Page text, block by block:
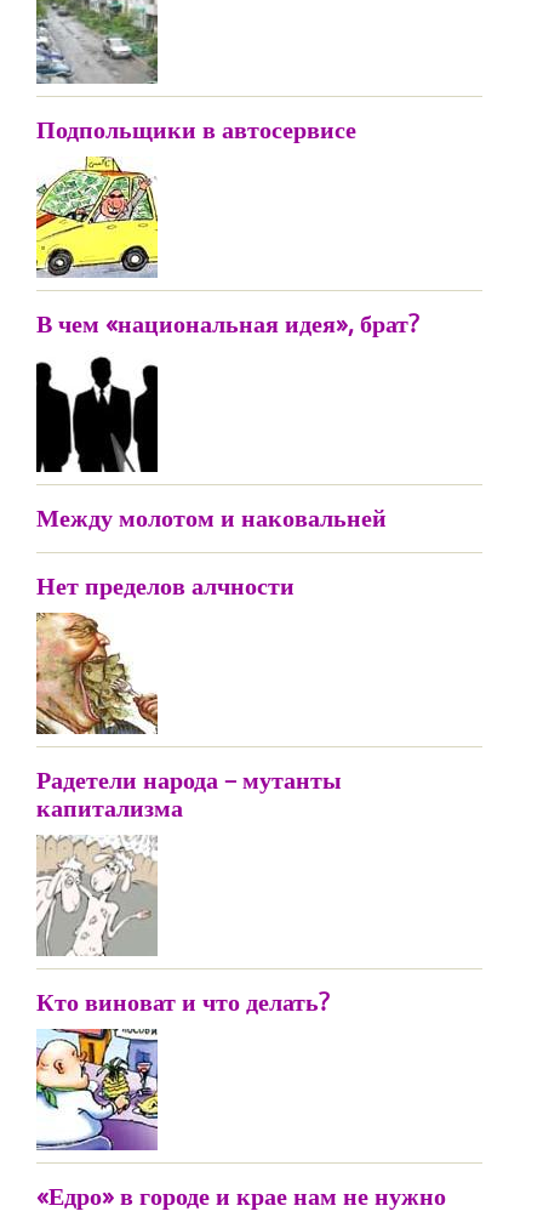
Подпольщики в автосервисе
В чем «национальная идея», брат?
Между молотом и наковальней
Нет пределов алчности
Радетели народа – мутанты
капитализма
Кто виноват и что делать?
«Едро» в городе и крае нам не нужно